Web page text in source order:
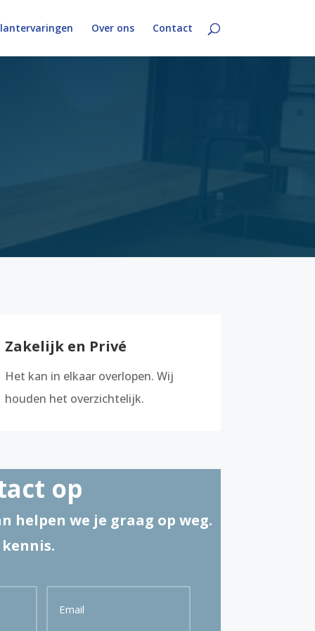
Over ons Contact
Zakelijk en Privé
Het kan in elkaar overlopen. Wij
houden het overzichtelijk.
op
helpen we je graag op weg.